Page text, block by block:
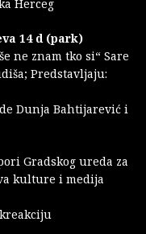
Herceg
14 d (park)
ne znam tko si“ Sare
Predstavljaju:
Dunja Bahtijarević i
Gradskog ureda za
kulture i medija